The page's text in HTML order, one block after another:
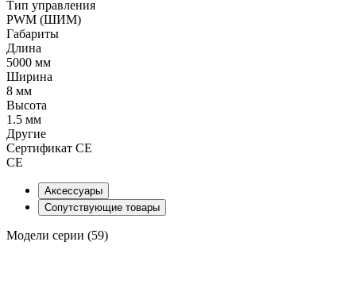
Тип управления
PWM (ШИМ)
Габариты
Длина
5000 мм
Ширина
8 мм
Высота
1.5 мм
Другие
Сертификат CE
CE
Аксессуары
Сопутствующие товары
Модели серии (59)